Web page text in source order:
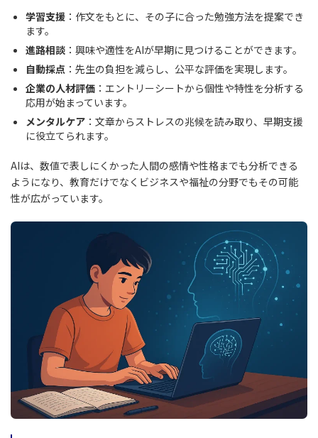
学習支援 ：作文をもとに、その子に合った勉強方法を提案でき
ます。
進路相談 ：興味や適性をAIが早期に見つけることができます。
自動採点 ：先生の負担を減らし、公平な評価を実現します。
企業の人材評価 ：エントリーシートから個性や特性を分析する
応用が始まっています。
メンタルケア ：文章からストレスの兆候を読み取り、早期支援
に役立てられます。
AIは、数値で表しにくかった人間の感情や性格までも分析できる
ようになり、教育だけでなくビジネスや福祉の分野でもその可能
性が広がっています。